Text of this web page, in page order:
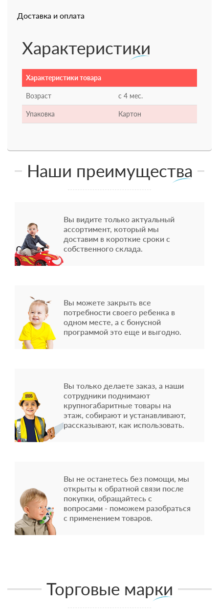
Доставка и оплата
Характеристики
Характеристики товара
Возраст с 4 мес.
Упаковка Картон
Наши преимущества
Вы видите только актуальный
ассортимент, который мы
доставим в короткие сроки с
собственного склада.
Вы можете закрыть все
потребности своего ребенка в
одном месте, а с бонусной
программой это еще и выгодно.
Вы только делаете заказ, а наши
сотрудники поднимают
крупногабаритные товары на
этаж, собирают и устанавливают,
рассказывают, как использовать.
Вы не останетесь без помощи, мы
открыты к обратной связи после
покупки, обращайтесь с
вопросами - поможем разобраться
с применением товаров.
Торговые марки